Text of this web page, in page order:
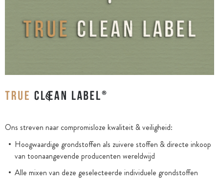
Ons streven naar compromisloze kwaliteit & veiligheid:
Hoogwaardige grondstoffen als zuivere stoffen & directe inkoop
van toonaangevende producenten wereldwijd
Alle mixen van deze geselecteerde individuele grondstoffen